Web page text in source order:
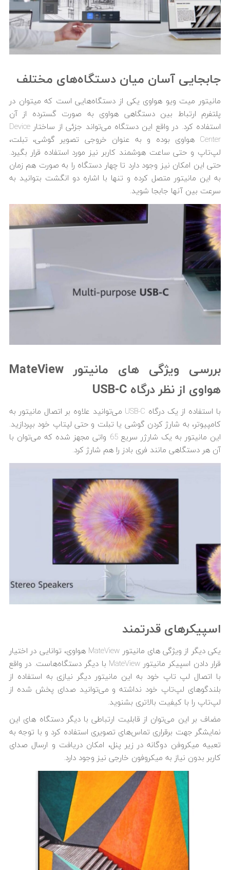
جابجایی آسان میان دستگاه‌های مختلف
مانیتور میت ویو هواوی یکی از دستگاه‌‎هایی است که می‎توان در
پلتفرم ارتباط بین دستگاهی هواوی به صورت گسترده از آن
استفاده کرد. در واقع این دستگاه می‎‌تواند جزئی از ساختار Device
Center هواوی بوده و به عنوان خروجی تصویر گوشی، تبلت،
لپ‎‌تاپ و حتی ساعت هوشمند کاربر نیز مورد استفاده قرار بگیرد.
حتی این امکان نیز وجود دارد تا چهار دستگاه را به صورت هم زمان
به این مانیتور متصل کرده و تنها با اشاره دو انگشت بتوانید به
سرعت بین آنها جابجا شوید.
بررسی ویژگی های مانیتور MateView
هواوی از نظر درگاه USB-C
با استفاده از یک درگاه USB-C می‌توانید علاوه بر اتصال مانیتور به
کامپیوتر، به شارژ کردن گوشی یا تبلت و حتی لپ­تاپ خود بپردازید.
این مانیتور به یک شارژر سریع 65 واتی مجهز شده که می‌توان با
آن هر دستگاهی مانند فری بادز را هم شارژ کرد.
اسپیکرهای قدرتمند
یکی دیگر از ویژگی های مانیتور MateView هواوی، توانایی در اختیار
قرار دادن اسپیکر مانیتور MateView با دیگر دستگاه‌‎هاست. در واقع
با اتصال لپ تاپ خود به این مانیتور دیگر نیازی به استفاده از
بلندگوهای لپ‌تاپ خود نداشته و می‌توانید صدای پخش شده از
لپ‌تاپ را با کیفیت بالاتری بشنوید.
مضاف بر این می‌‎توان از قابلیت ارتباطی با دیگر دستگاه ‎های این
نمایشگر جهت برقراری تماس‌های تصویری استفاده کرد و با توجه به
تعبیه میکروفن دوگانه‌ در زیر پنل، امکان دریافت و ارسال صدای
کاربر بدون نیاز به میکروفون خارجی نیز وجود دارد.